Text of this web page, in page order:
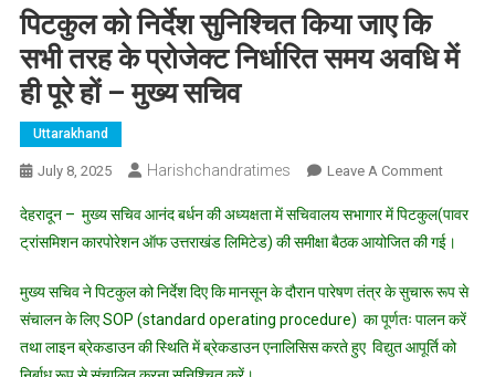
पिटकुल को निर्देश सुनिश्चित किया जाए कि
सभी तरह के प्रोजेक्ट निर्धारित समय अवधि में
ही पूरे हों – मुख्य सचिव
Uttarakhand
July 8, 2025 Harishchandratimes Leave A CommentOn
को
निर्देश
किया
जाए
कि
देहरादून – मुख्य सचिव आनंद बर्धन की अध्यक्षता में सचिवालय सभागार में पिटकुल(पावर
ट्रांसमिशन कारपोरेशन ऑफ उत्तराखंड लिमिटेड) की समीक्षा बैठक आयोजित की गई।
मुख्य सचिव ने पिटकुल को निर्देश दिए कि मानसून के दौरान पारेषण तंत्र के सुचारू रूप से
संचालन के लिए SOP (standard operating procedure) का पूर्णतः पालन करें
तथा लाइन ब्रेकडाउन की स्थिति में ब्रेकडाउन एनालिसिस करते हुए विद्युत आपूर्ति को